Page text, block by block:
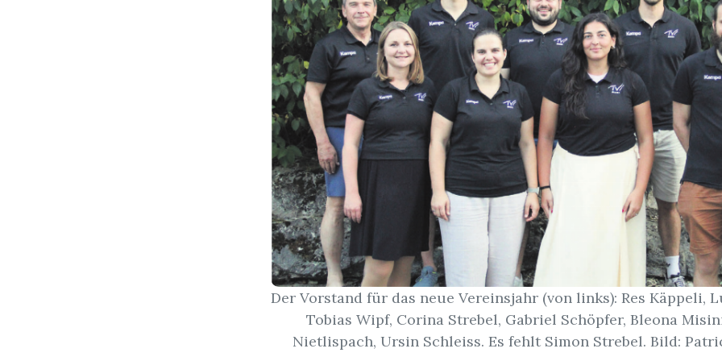
Der Vorstand für das neue Vereinsjahr (von links): Res Käppeli,
Tobias Wipf, Corina Strebel, Gabriel Schöpfer, Bleona
Nietlispach, Ursin Schleiss. Es fehlt Simon Strebel. Bild: